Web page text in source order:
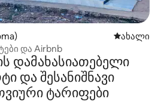
ახლად
ახალი
და Airbnb
დამახასიათებელი
და შესანიშნავი
ტარიფები